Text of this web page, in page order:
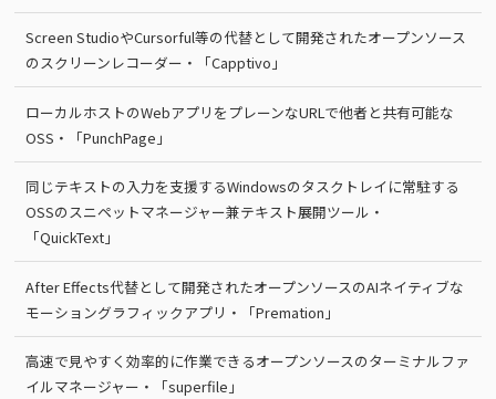
Screen StudioやCursorful等の代替として開発されたオープンソース
のスクリーンレコーダー・「Capptivo」
ローカルホストのWebアプリをプレーンなURLで他者と共有可能な
OSS・「PunchPage」
同じテキストの入力を支援するWindowsのタスクトレイに常駐する
OSSのスニペットマネージャー兼テキスト展開ツール・
「QuickText」
After Effects代替として開発されたオープンソースのAIネイティブな
モーショングラフィックアプリ・「Premation」
高速で見やすく効率的に作業できるオープンソースのターミナルファ
イルマネージャー・「superfile」